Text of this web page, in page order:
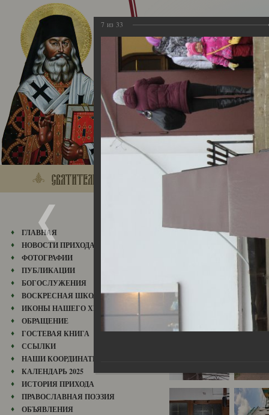
ГЛАВНАЯ
НОВОСТИ ПРИХОДА
ФОТОГРАФИИ
ПУБЛИКАЦИИ
БОГОСЛУЖЕНИЯ
ВОСКРЕСНАЯ ШКОЛА
ИКОНЫ НАШЕГО ХРАМА
ОБРАЩЕНИЕ
ГОСТЕВАЯ КНИГА
ССЫЛКИ
НАШИ КООРДИНАТЫ
КАЛЕНДАРЬ 2025
ИСТОРИЯ ПРИХОДА
ПРАВОСЛАВНАЯ ПОЭЗИЯ
ОБЪЯВЛЕНИЯ
2015
7 из 33